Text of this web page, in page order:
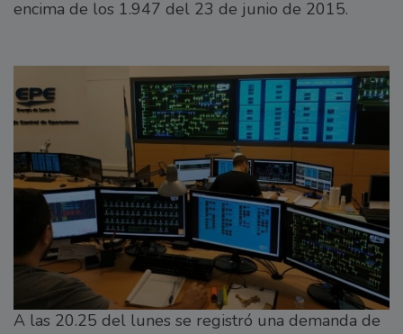
encima de los 1.947 del 23 de junio de 2015.
A las 20.25 del lunes se registró una demanda de